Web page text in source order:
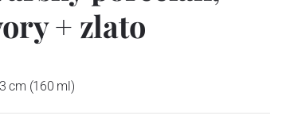
+ zlato
cm (160 ml)